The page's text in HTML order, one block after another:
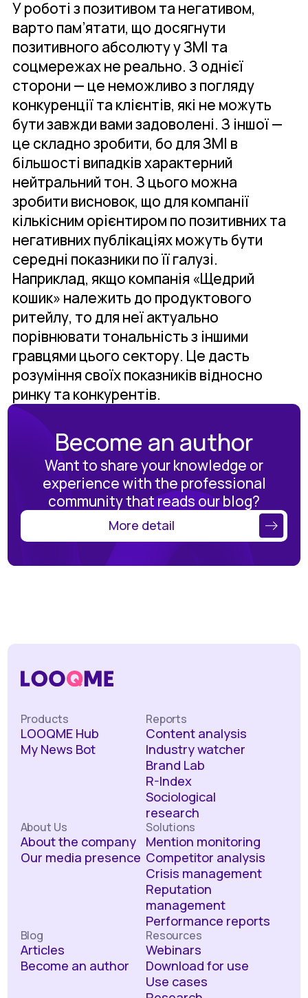
У роботі з позитивом та негативом,
варто пам’ятати, що досягнути
позитивного абсолюту у ЗМІ та
соцмережах не реально. З однієї
сторони — це неможливо з погляду
конкуренції та клієнтів, які не можуть
бути завжди вами задоволені. З іншої —
це складно зробити, бо для ЗМІ в
більшості випадків характерний
нейтральний тон. З цього можна
зробити висновок, що для компанії
кількісним орієнтиром по позитивних та
негативних публікаціях можуть бути
середні показники по її галузі.
Наприклад, якщо компанія «Щедрий
кошик» належить до продуктового
ритейлу, то для неї актуально
порівнювати тональність з іншими
гравцями цього сектору. Це дасть
розуміння своїх показників відносно
ринку та конкурентів.
Become an author
Want to share your knowledge or
experience with the professional
community that reads our blog?
More detail
Products
LOOQME Hub
My News Bot
Reports
Content analysis
Industry watcher
Brand Lab
R-Index
Sociological
research
Solutions
Mention monitoring
Competitor analysis
Crisis management
Reputation
management
Performance reports
About Us
About the company
Our media presence
Resources
Webinars
Download for use
Use cases
Blog
Articles
Become an author